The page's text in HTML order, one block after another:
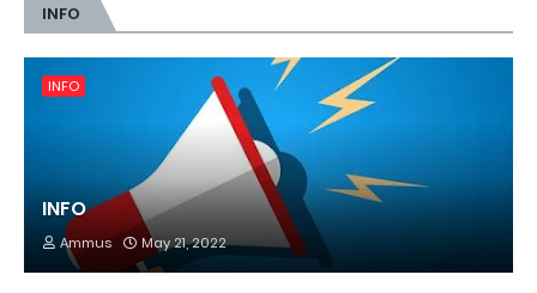
INFO
INFO
INFO
Ammus May 21, 2022